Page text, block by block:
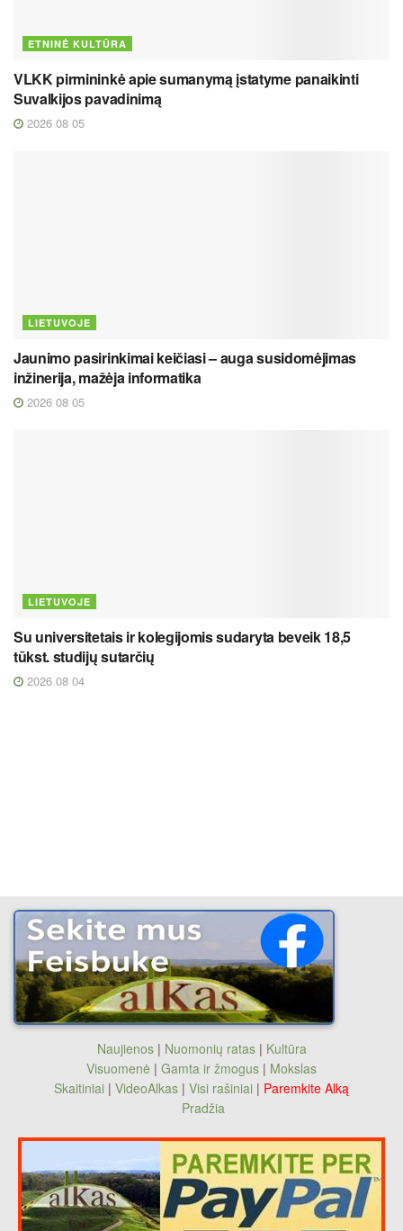
ETNINĖ KULTŪRA
VLKK pirmininkė apie sumanymą įstatyme panaikinti
Suvalkijos pavadinimą
2026 08 05
LIETUVOJE
Jaunimo pasirinkimai keičiasi – auga susidomėjimas
inžinerija, mažėja informatika
2026 08 05
LIETUVOJE
Su universitetais ir kolegijomis sudaryta beveik 18,5
tūkst. studijų sutarčių
2026 08 04
Naujienos| Nuomonių ratas| Kultūra
Visuomenė | Gamta ir žmogus | Mokslas
Skaitiniai | VideoAlkas | Visi rašiniai | Paremkite Alką
Pradžia